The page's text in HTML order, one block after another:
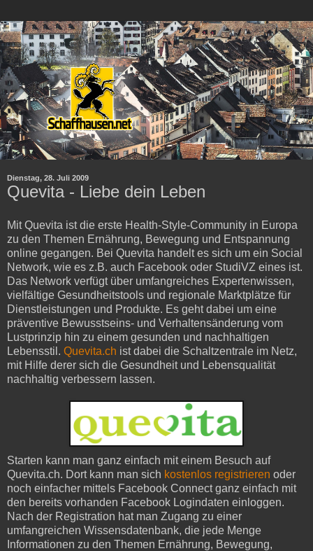
Dienstag, 28. Juli 2009
Quevita - Liebe dein Leben
Mit Quevita ist die erste Health-Style-Community in Europa
zu den Themen Ernährung, Bewegung und Entspannung
online gegangen. Bei Quevita handelt es sich um ein Social
Network, wie es z.B. auch Facebook oder StudiVZ eines ist.
Das Network verfügt über umfangreiches Expertenwissen,
vielfältige Gesundheitstools und regionale Marktplätze für
Dienstleistungen und Produkte. Es geht dabei um eine
präventive Bewusstseins- und Verhaltensänderung vom
Lustprinzip hin zu einem gesunden und nachhaltigen
Lebensstil. Quevita.ch ist dabei die Schaltzentrale im Netz,
mit Hilfe derer sich die Gesundheit und Lebensqualität
nachhaltig verbessern lassen.
Starten kann man ganz einfach mit einem Besuch auf
Quevita.ch. Dort kann man sich kostenlos registrieren oder
noch einfacher mittels Facebook Connect ganz einfach mit
den bereits vorhanden Facebook Logindaten einloggen.
Nach der Registration hat man Zugang zu einer
umfangreichen Wissensdatenbank, die jede Menge
Informationen zu den Themen Ernährung, Bewegung,